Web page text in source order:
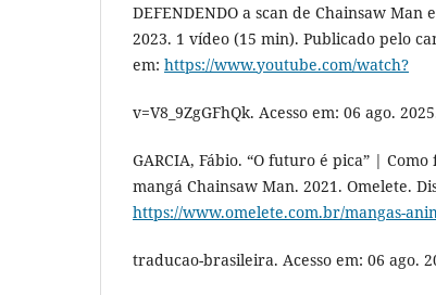
DEFENDENDO a scan de Chainsaw
2023. 1 vídeo (15 min). Publicado pelo
em: https://www.youtube.com/watch?
v=V8_9ZgGFhQk. Acesso em: 06 ago.
GARCIA, Fábio. “O futuro é pica” |
mangá Chainsaw Man. 2021. Omelete.
https://www.omelete.com.br/mangas-
traducao-brasileira. Acesso em: 06 ago.